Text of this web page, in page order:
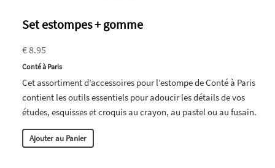
Set estompes + gomme
€ 8.95
Conté à Paris
Cet assortiment d’accessoires pour l’estompe de Conté à Paris
contient les outils essentiels pour adoucir les détails de vos
études, esquisses et croquis au crayon, au pastel ou au fusain.
Ajouter au Panier